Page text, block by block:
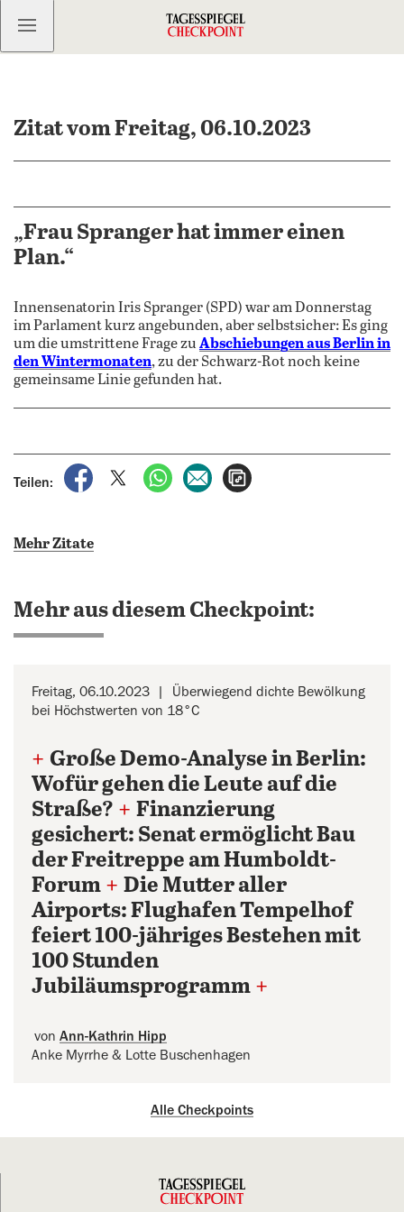
Kostenlos anmelden
Zitat vom Freitag, 06.10.2023
„Frau Spranger hat immer einen
Plan.“
Innensenatorin Iris Spranger (SPD) war am Donnerstag
im Parlament kurz angebunden, aber selbstsicher: Es ging
um die umstrittene Frage zu Abschiebungen aus Berlin in
den Wintermonaten, zu der Schwarz-Rot noch keine
gemeinsame Linie gefunden hat.
Teilen:
auf Facebook teilen
auf X teilenper WhatsApp teilen
per E-Mail teilen
Mehr Zitate
Mehr aus diesem Checkpoint:
Freitag, 06.10.2023
Überwiegend dichte Bewölkung
bei Höchstwerten von 18°C
+ Große Demo-Analyse in Berlin:
Wofür gehen die Leute auf die
Straße? + Finanzierung
gesichert: Senat ermöglicht Bau
der Freitreppe am Humboldt-
Forum + Die Mutter aller
Airports: Flughafen Tempelhof
feiert 100-jähriges Bestehen mit
100 Stunden
Jubiläumsprogramm +
von Ann-Kathrin Hipp
Anke Myrrhe & Lotte Buschenhagen
Alle Checkpoints